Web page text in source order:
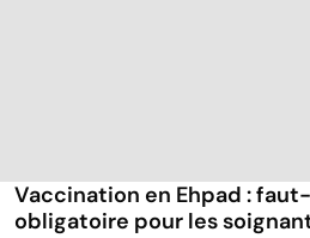
Vaccination en Ehpad :
obligatoire pour les